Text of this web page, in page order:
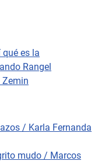
es la
Rangel
/ Karla Fernanda
mudo / Marcos